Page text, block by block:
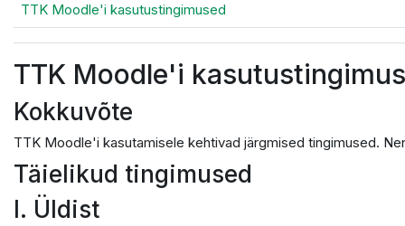
TTK Moodle'i kasutustingimused
TTK Moodle'i
Kokkuvõte
TTK Moodle'i kasutamisele kehtivad järgmised tingimused.
Täielikud tingimused
I. Üldist